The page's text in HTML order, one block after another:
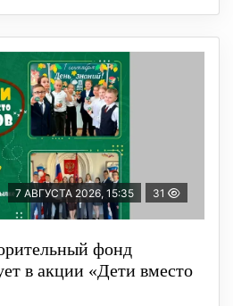
7 АВГУСТА 2026, 15:35 31
фонд
в акции «Дети вместо